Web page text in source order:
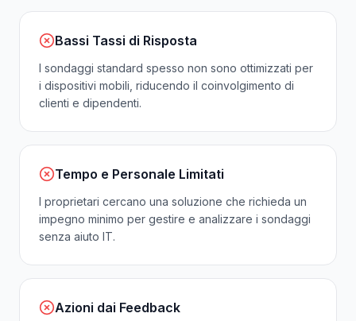
Bassi Tassi di Risposta
I sondaggi standard spesso non sono ottimizzati per
i dispositivi mobili, riducendo il coinvolgimento di
clienti e dipendenti.
Tempo e Personale Limitati
I proprietari cercano una soluzione che richieda un
impegno minimo per gestire e analizzare i sondaggi
senza aiuto IT.
Azioni dai Feedback